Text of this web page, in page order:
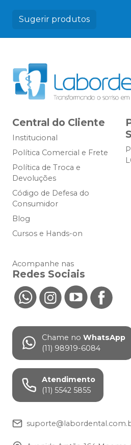
Sugerir produtos
Central do Cliente
Institucional
Política Comercial e Frete
Política de Troca e
Devoluções
Código de Defesa do
Consumidor
Blog
Cursos e Hands-on
Acompanhe nas
Redes Sociais
Chame no WhatsApp
(11) 98919-6084
Atendimento
(11) 5542 5855